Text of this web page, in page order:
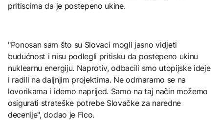
pritiscima da je postepeno ukine.
"Ponosan sam što su Slovaci mogli jasno vidjeti
budućnost i nisu podlegli pritisku da postepeno ukinu
nuklearnu energiju. Naprotiv, odbacili smo utopijske ideje
i radili na daljnjim projektima. Ne odmaramo se na
lovorikama i idemo naprijed. Samo na taj način možemo
osigurati strateške potrebe Slovačke za naredne
decenije", dodao je Fico.